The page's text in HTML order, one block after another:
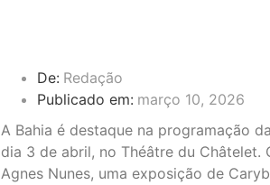
De: Redação
Publicado em: março 10, 2026
A Bahia é destaque na programação
dia 3 de abril, no Théâtre du
Agnes Nunes, uma exposição de